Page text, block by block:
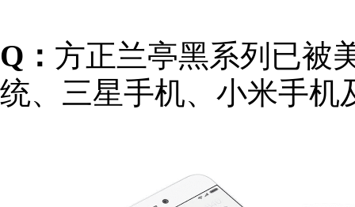
Q： 方正兰亭黑系列已被
统、三星手机、小米手